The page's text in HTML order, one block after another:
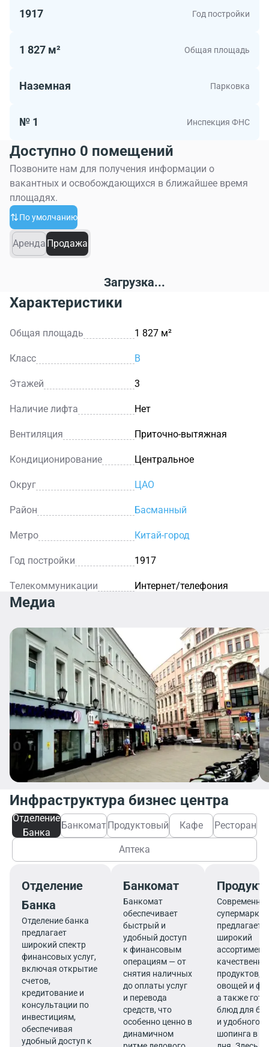
1917 Год постройки
1 827 м² Общая площадь
Наземная Парковка
№ 1 Инспекция ФНС
Доступно 0 помещений
Позвоните нам для получения информации о
вакантных и освобождающихся в ближайшее время
площадях.
По умолчанию
Аренда Продажа
Загрузка...
Характеристики
Общая площадь 1 827 м²
Класс B
Этажей 3
Наличие лифта Нет
Вентиляция Приточно-вытяжная
Кондиционирование Центральное
Округ ЦАО
Район Басманный
Метро Китай-город
Год постройки 1917
Телекоммуникации Интернет/телефония
Медиа
Инфраструктура бизнес центра
Отделение
Банка
Банкомат Продуктовый Кафе Ресторан
Аптека
Отделение
Банка
Отделение банка
предлагает
широкий спектр
финансовых услуг,
включая открытие
счетов,
кредитование и
консультации по
инвестициям,
обеспечивая
удобный доступ к
Банкомат
Банкомат
обеспечивает
быстрый и
удобный доступ
к финансовым
операциям — от
снятия наличных
до оплаты услуг
и перевода
средств, что
особенно ценно в
динамичном
супермаркет
предлагает
широкий
ассортимент
продуктов,
овощей и
а также
блюд для
и удобного
шопинга в